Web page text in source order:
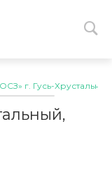
г. Гусь-